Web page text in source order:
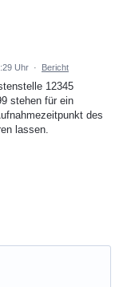
Uhr · Bericht
12345
stehen für ein
des
lassen.